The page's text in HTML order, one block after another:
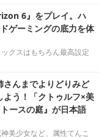
6』をプレイ。ハ
ゲーミングの底力を体
クスはもちろん最高設定
さんまでよりどりみど
よう！「クトゥルフ×美
ースの庭』が日本語
美少女など、属性てんこ